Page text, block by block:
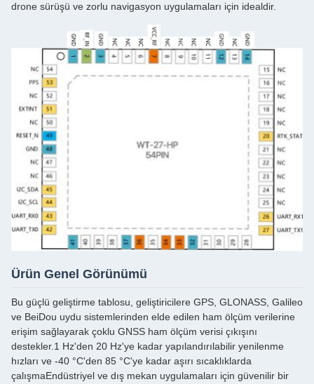
drone sürüşü ve zorlu navigasyon uygulamaları için idealdir.
Ürün Genel Görünümü
Bu güçlü geliştirme tablosu, geliştiricilere GPS, GLONASS, Galileo
ve BeiDou uydu sistemlerinden elde edilen ham ölçüm verilerine
erişim sağlayarak çoklu GNSS ham ölçüm verisi çıkışını
destekler.1 Hz'den 20 Hz'ye kadar yapılandırılabilir yenilenme
hızları ve -40 °C'den 85 °C'ye kadar aşırı sıcaklıklarda
çalışmaEndüstriyel ve dış mekan uygulamaları için güvenilir bir